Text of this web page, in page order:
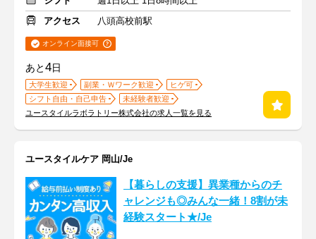
アクセス
八頭高校前駅
オンライン面接可
あと4日
大学生歓迎 副業・Ｗワーク歓迎
ヒゲ可
シフト自由・自己申告
未経験者歓迎
ユースタイルラボラトリー株式会社の求人一覧を見る
ユースタイルケア 岡山/Je
【暮らしの支援】異業種からのチ
ャレンジも◎みんな一緒！8割が未
経験スタート★/Je